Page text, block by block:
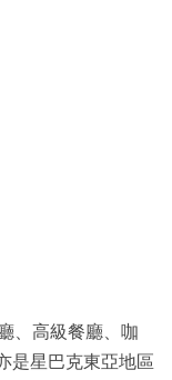
、高級餐廳、咖
是星巴克東亞地區